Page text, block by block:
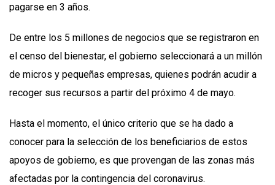
pagarse en 3 años.
De entre los 5 millones de negocios que se registraron en
el censo del bienestar, el gobierno seleccionará a un millón
de micros y pequeñas empresas, quienes podrán acudir a
recoger sus recursos a partir del próximo 4 de mayo.
Hasta el momento, el único criterio que se ha dado a
conocer para la selección de los beneficiarios de estos
apoyos de gobierno, es que provengan de las zonas más
afectadas por la contingencia del coronavirus.